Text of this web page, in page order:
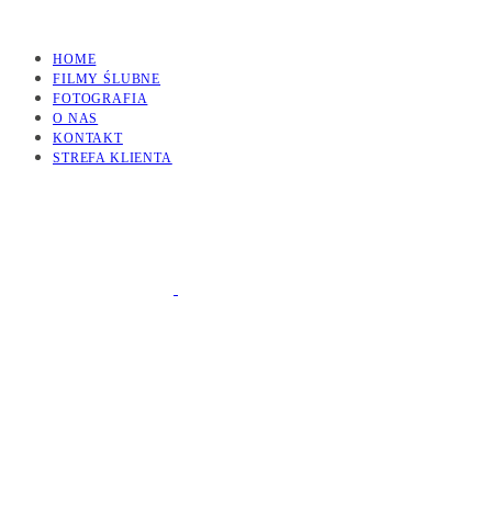
HOME
FILMY ŚLUBNE
FOTOGRAFIA
O NAS
KONTAKT
STREFA KLIENTA